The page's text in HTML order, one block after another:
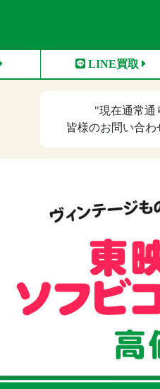
LINE買取
"現在通常通
皆様のお問い合